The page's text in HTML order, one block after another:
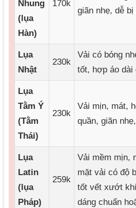
Nhung
(lụa
Hàn)
170k
giãn nhẹ, dễ
Lụa
Nhật
230k
Vải có bóng
tốt, hợp áo dài
Lụa
Tằm Ý
(Tằm
Thái)
230k
Vải mịn, mát,
quần, giãn
Lụa
Latin
(lụa
Pháp)
259k
Vải mềm mịn,
mặt vải có độ
tốt vết xướt
dáng chuẩn